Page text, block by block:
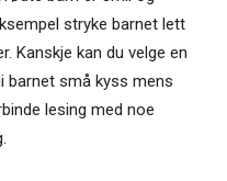
stryke barnet lett
Kanskje kan du velge en
barnet små kyss mens
lesing med noe